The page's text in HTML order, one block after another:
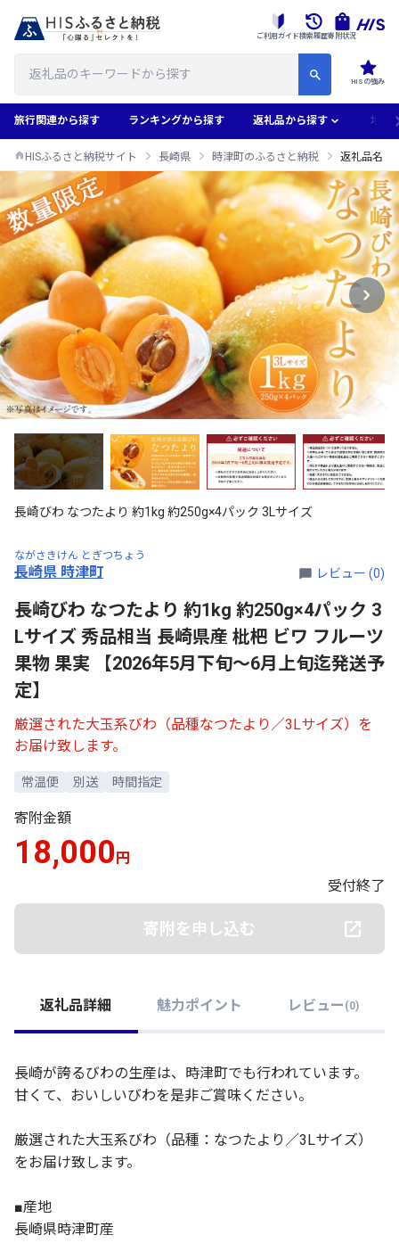
HISの強み
ご利用ガイド検索履歴寄附状況
旅行関連から探す ランキングから探す 返礼品から探す 地域
HISふるさと納税サイト 長崎県 時津町のふるさと納税 返礼品名
長崎びわ なつたより 約1kg 約250g×4パック 3Lサイズ
ながさきけん とぎつちょう
長崎県 時津町 レビュー (0)
長崎びわ なつたより 約1kg 約250g×4パック 3
Lサイズ 秀品相当 長崎県産 枇杷 ビワ フルーツ
果物 果実 【2026年5月下旬～6月上旬迄発送予
定】
厳選された大玉系びわ（品種なつたより／3Lサイズ）を
お届け致します。
常温便 別送 時間指定
寄附金額
18,000 円
受付終了
寄附を申し込む
返礼品詳細 魅力ポイント レビュー (0)
長崎が誇るびわの生産は、時津町でも行われています。
甘くて、おいしいびわを是非ご賞味ください。
厳選された大玉系びわ（品種：なつたより／3Lサイズ）
をお届け致します。
■産地
長崎県時津町産